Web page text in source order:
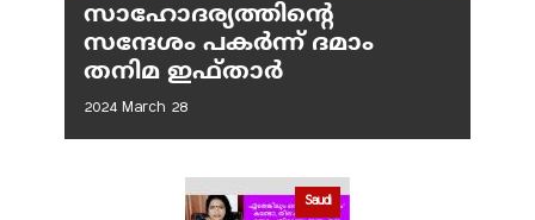
സാഹോദര്യത്തിന്റെ
സന്ദേശം പകർന്ന് ദമാം
തനിമ ഇഫ്‌താർ
2024 March 28
Saudi